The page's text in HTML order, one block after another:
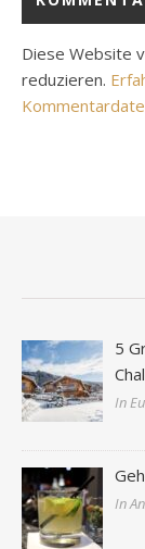
Diese Website
reduzieren.
5
In
In